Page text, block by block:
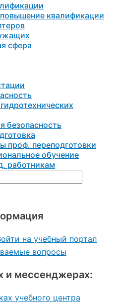
квалификации
сфера
безопасность
проф. переподготовки
обучение
работникам
на учебный портал
вопросы
и мессенджерах: